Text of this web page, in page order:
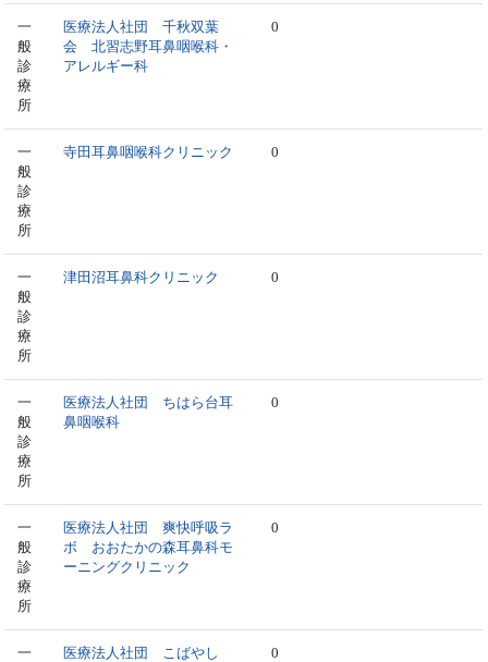
一
般
診
療
所
医療法人社団 千秋双葉
会 北習志野耳鼻咽喉科・
アレルギー科
0
一
般
診
療
所
寺田耳鼻咽喉科クリニック 0
一
般
診
療
所
津田沼耳鼻科クリニック 0
一
般
診
療
所
医療法人社団 ちはら台耳
鼻咽喉科
0
一
般
診
療
所
医療法人社団 爽快呼吸ラ
ボ おおたかの森耳鼻科モ
ーニングクリニック
0
一
医療法人社団 こばやし
0